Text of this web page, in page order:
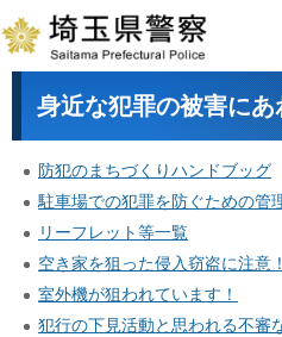
身近な犯罪の被害に
防犯のまちづくりハンドブッグ
駐車場での犯罪を防ぐための管
リーフレット等一覧
空き家を狙った侵入窃盗に注意！
室外機が狙われています！
犯行の下見活動と思われる不審